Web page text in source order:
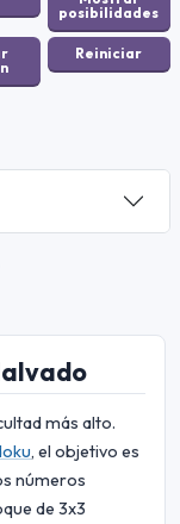
más alto.
, el objetivo es
números
de 3x3